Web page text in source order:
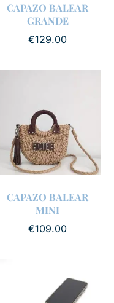
CAPAZO BALEAR
GRANDE
€129.00
CAPAZO BALEAR
MINI
€109.00